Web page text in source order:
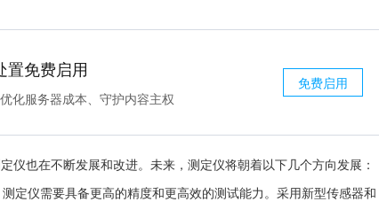
置免费启用
化服务器成本、守护内容主权
免费启用
仪也在不断发展和改进。未来，测定仪将朝着以下几个方向发展：
定仪需要具备更高的精度和更高效的测试能力。采用新型传感器和